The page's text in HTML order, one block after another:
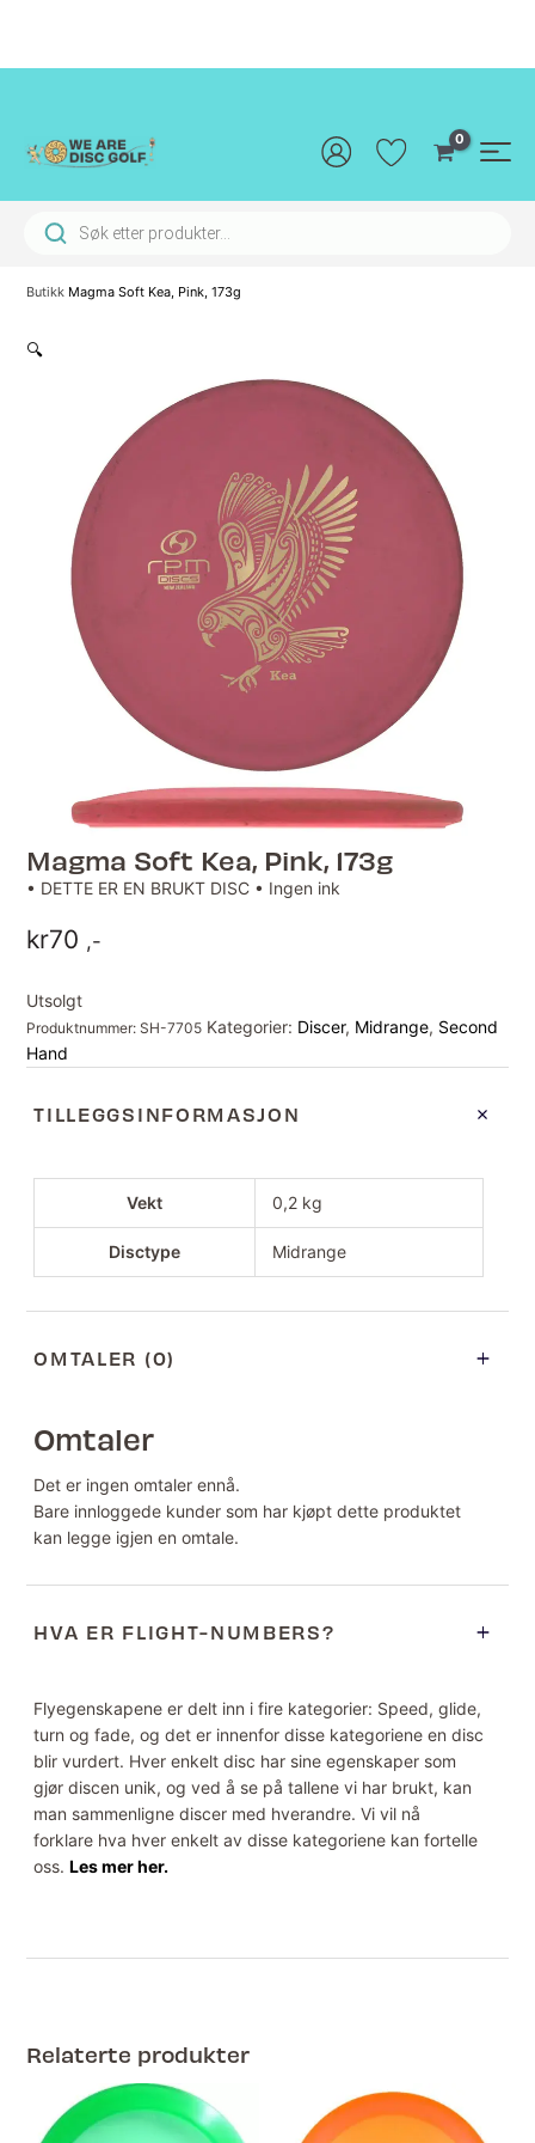
innholdet
Products search
Butikk Magma Soft Kea, Pink, 173g
🔍
Magma Soft Kea, Pink, 173g
• DETTE ER EN BRUKT DISC • Ingen ink
kr70 ,-
Utsolgt
Produktnummer:SH-7705 Kategorier: Discer, Midrange, Second
Hand
TILLEGGSINFORMASJON
Vekt 0,2 kg
Disctype Midrange
OMTALER (0)
Omtaler
Det er ingen omtaler ennå.
Bare innloggede kunder som har kjøpt dette produktet
kan legge igjen en omtale.
HVA ER FLIGHT-NUMBERS?
Flyegenskapene er delt inn i fire kategorier: Speed, glide,
turn og fade, og det er innenfor disse kategoriene en disc
blir vurdert. Hver enkelt disc har sine egenskaper som
gjør discen unik, og ved å se på tallene vi har brukt, kan
man sammenligne discer med hverandre. Vi vil nå
forklare hva hver enkelt av disse kategoriene kan fortelle
oss.Les mer her.
Relaterte produkter